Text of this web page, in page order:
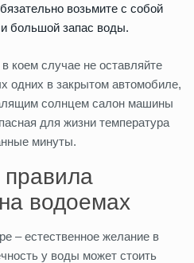
возьмите с собой
большой запас воды.
коем случае не оставляйте
одних в закрытом автомобиле,
солнцем салон машины
для жизни температура
минуты.
водоемах
– естественное желание в
у воды может стоить